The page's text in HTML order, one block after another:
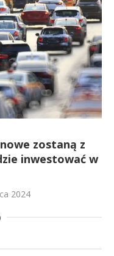
zostaną z
inwestować w
2024